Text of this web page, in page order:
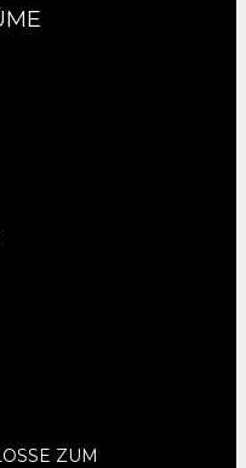
ZUM